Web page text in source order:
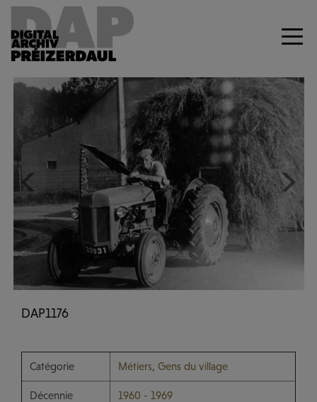
Previous Next
DAP1176
Catégorie Métiers, Gens du village
Décennie 1960 - 1969